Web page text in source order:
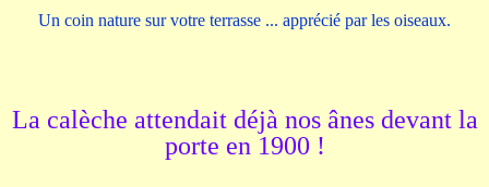
Un coin nature sur votre terrasse ... apprécié par les oiseaux.
La calèche attendait déjà nos ânes devant la
porte en 1900 !